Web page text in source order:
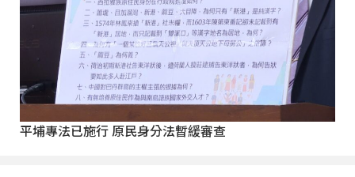
平埔專法已施行 原民身分法暫緩審查